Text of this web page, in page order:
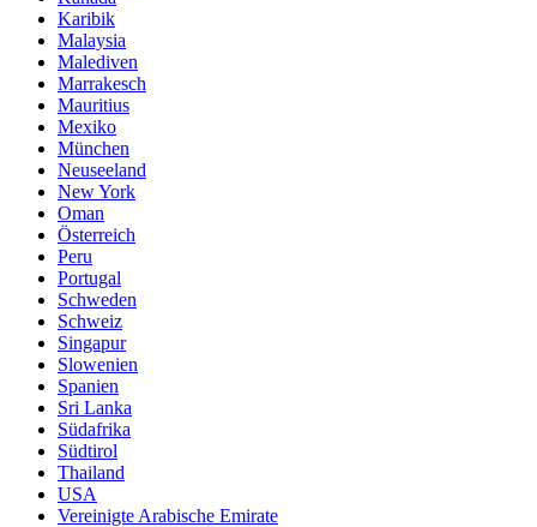
Karibik
Malaysia
Malediven
Marrakesch
Mauritius
Mexiko
München
Neuseeland
New York
Oman
Österreich
Peru
Portugal
Schweden
Schweiz
Singapur
Slowenien
Spanien
Sri Lanka
Südafrika
Südtirol
Thailand
USA
Vereinigte Arabische Emirate